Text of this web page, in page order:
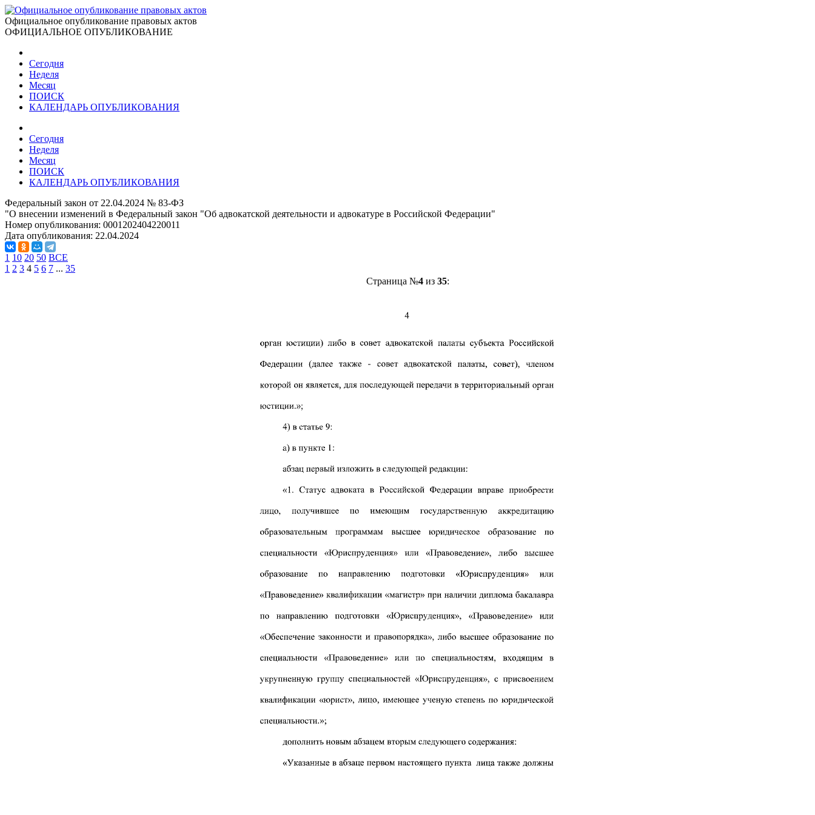
Официальное опубликование правовых актов
ОФИЦИАЛЬНОЕ ОПУБЛИКОВАНИЕ
Сегодня
Неделя
Месяц
ПОИСК
КАЛЕНДАРЬ ОПУБЛИКОВАНИЯ
Сегодня
Неделя
Месяц
ПОИСК
КАЛЕНДАРЬ ОПУБЛИКОВАНИЯ
Федеральный закон от 22.04.2024 № 83-ФЗ
"О внесении изменений в Федеральный закон "Об адвокатской деятельности и адвокатуре в Российской Федерации"
Номер опубликования: 0001202404220011
Дата опубликования: 22.04.2024
1 10 20 50 ВСЕ
1 2 3 4 5 6 7 ... 35
Страница №4из 35: